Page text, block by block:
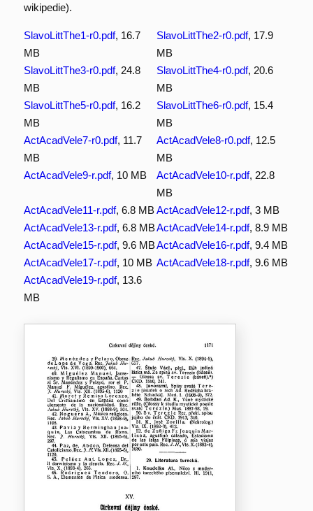
wikipedie).
SlavoLittThe1-r0.pdf, 16.7
MB
SlavoLittThe2-r0.pdf, 17.9
MB
SlavoLittThe3-r0.pdf, 24.8
MB
SlavoLittThe4-r0.pdf, 20.6
MB
SlavoLittThe5-r0.pdf, 16.2
MB
SlavoLittThe6-r0.pdf, 15.4
MB
ActAcadVele7-r0.pdf, 11.7
MB
ActAcadVele8-r0.pdf, 12.5
MB
ActAcadVele9-r.pdf, 10 MB ActAcadVele10-r.pdf, 22.8
MB
ActAcadVele11-r.pdf, 6.8 MB ActAcadVele12-r.pdf, 3 MB
ActAcadVele13-r.pdf, 6.8 MBActAcadVele14-r.pdf, 8.9 MB
ActAcadVele15-r.pdf, 9.6 MBActAcadVele16-r.pdf, 9.4 MB
ActAcadVele17-r.pdf, 10 MB ActAcadVele18-r.pdf, 9.6 MB
ActAcadVele19-r.pdf, 13.6
MB